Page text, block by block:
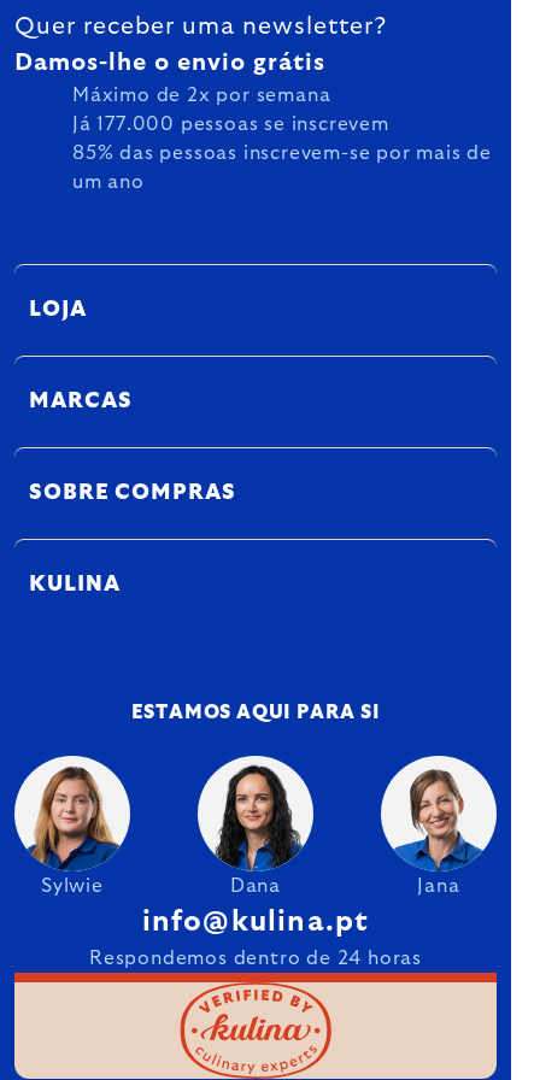
Quer receber uma newsletter?
Damos-lhe o envio grátis
Máximo de 2x por semana
Já 177.000 pessoas se inscrevem
85% das pessoas inscrevem-se por mais de
um ano
LOJA
MARCAS
SOBRE COMPRAS
KULINA
ESTAMOS AQUI PARA SI
Sylwie Dana Jana
info@kulina.pt
Respondemos dentro de 24 horas